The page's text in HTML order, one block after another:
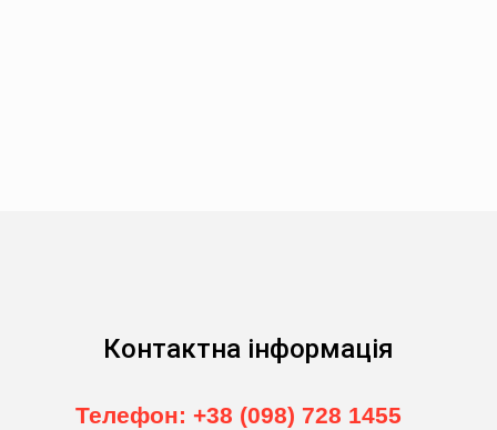
Контактна інформація
Телефон: +38 (098) 728 1455